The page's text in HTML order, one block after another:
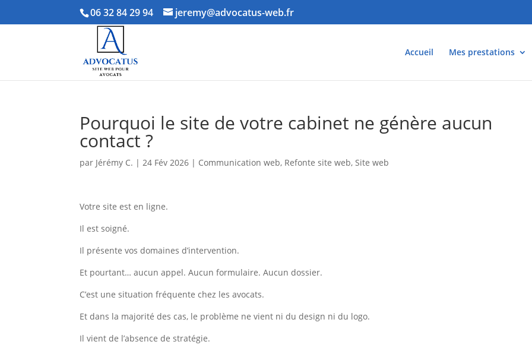
06 32 84 29 94 jeremy@advocatus-web.fr
Accueil Mes prestations
Pourquoi le site de votre cabinet ne génère aucun
contact ?
par Jérémy C. |24 Fév 2026 | Communication web, Refonte site web,Site web
Votre site est en ligne.
Il est soigné.
Il présente vos domaines d’intervention.
Et pourtant… aucun appel. Aucun formulaire. Aucun dossier.
C’est une situation fréquente chez les avocats.
Et dans la majorité des cas, le problème ne vient ni du design ni du logo.
Il vient de l’absence de stratégie.